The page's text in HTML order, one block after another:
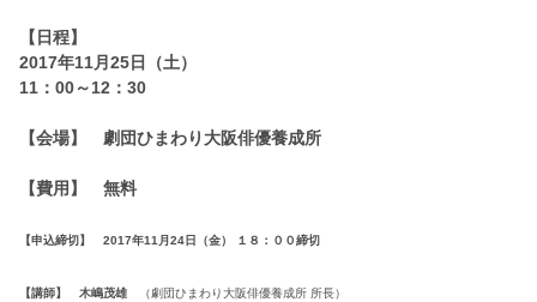
【日程】
2017年11月25日（土）
11：00～12：30
【会場】 劇団ひまわり大阪俳優養成所
【費用】 無料
【申込締切】 2017年11月24日（金） １８：００締切
【講師】 木嶋茂雄 （劇団ひまわり大阪俳優養成所 所長）